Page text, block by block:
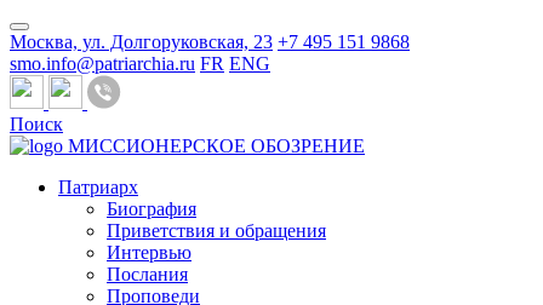
Москва, ул. Долгоруковская, 23 +7 495 151 9868
smo.info@patriarchia.ru FR ENG
Поиск
МИССИОНЕРСКОЕ ОБОЗРЕНИЕ
Патриарх
Биография
Приветствия и обращения
Интервью
Послания
Проповеди